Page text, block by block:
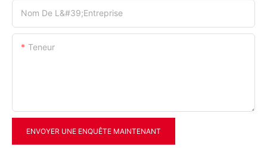
Nom De L&#39;entreprise
Teneur
ENVOYER UNE ENQUÊTE MAINTENANT